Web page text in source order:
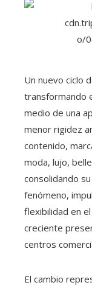
Un nuevo ciclo
transformando
medio de una
menor rigidez
contenido,
moda, lujo,
consolidando
fenómeno,
flexibilidad en
creciente
centros
El cambio